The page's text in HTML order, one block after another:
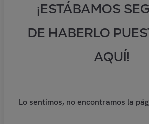
¡ESTÁBAMOS
DE HABERLO
AQUÍ!
Lo sentimos, no encontramos la